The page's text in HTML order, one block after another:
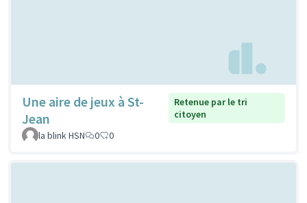
Une aire de jeux à St-
Jean
Retenue par le tri
citoyen
la blink HSN
0 0